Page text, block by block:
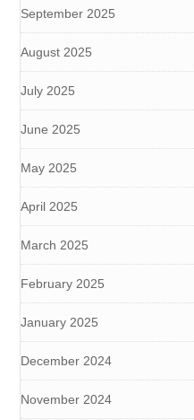
September 2025
August 2025
July 2025
June 2025
May 2025
April 2025
March 2025
February 2025
January 2025
December 2024
November 2024